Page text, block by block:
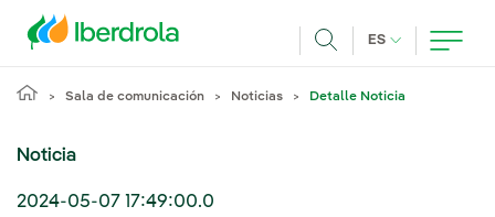
ES IDIOMA
Sala de comunicación Noticias Detalle Noticia
Noticia
2024-05-07 17:49:00.0